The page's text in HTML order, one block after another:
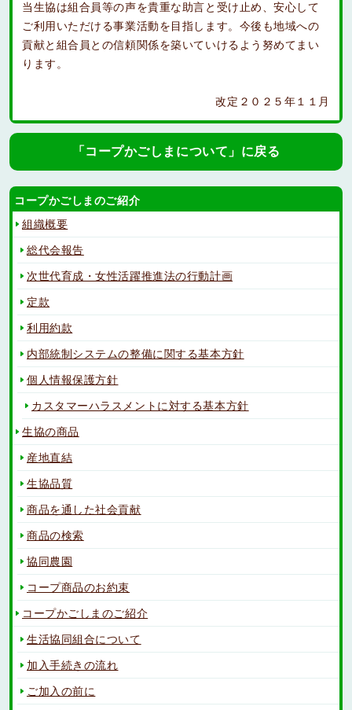
当生協は組合員等の声を貴重な助言と受け止め、安心して
ご利用いただける事業活動を目指します。今後も地域への
貢献と組合員との信頼関係を築いていけるよう努めてまい
ります。
改定２０２５年１１月
「コープかごしまについて」に戻る
コープかごしまのご紹介
組織概要
総代会報告
次世代育成・女性活躍推進法の行動計画
定款
利用約款
内部統制システムの整備に関する基本方針
個人情報保護方針
カスタマーハラスメントに対する基本方針
生協の商品
産地直結
生協品質
商品を通した社会貢献
商品の検索
協同農園
コープ商品のお約束
コープかごしまのご紹介
生活協同組合について
加入手続きの流れ
ご加入の前に